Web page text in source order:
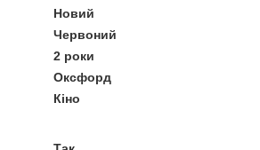
Новий
Червоний
2 роки
Оксфорд
Кіно